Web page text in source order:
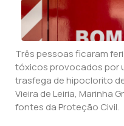
Três pessoas ficaram
tóxicos provocados por
trasfega de hipoclorito
Vieira de Leiria, Marinha
fontes da Proteção Civil.